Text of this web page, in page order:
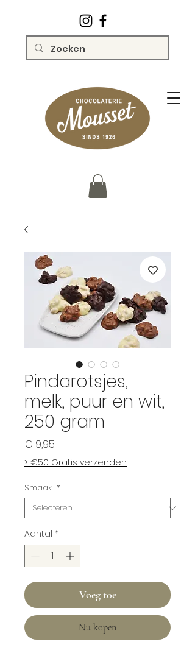
Pindarotsjes,
melk, puur en wit,
250 gram
€ 9,95
> €50 Gratis verzenden
Smaak *
Aantal *
Voeg toe
Nu kopen